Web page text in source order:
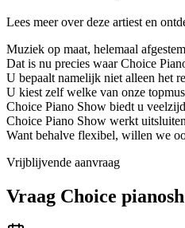
Lees meer over deze artiest en
Muziek op maat, helemaal
Dat is nu precies waar Choice
U bepaalt namelijk niet alleen het
U kiest zelf welke van onze
Choice Piano Show biedt u
Choice Piano Show werkt
Want behalve flexibel, willen we
Vrijblijvende aanvraag
Vraag Choice